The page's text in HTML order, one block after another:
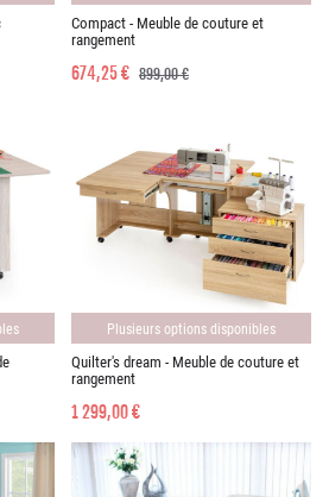
Compact - Meuble de couture et
rangement
674,25 € 899,00 €
Plusieurs options disponibles
Quilter's dream - Meuble de couture et
rangement
1 299,00 €